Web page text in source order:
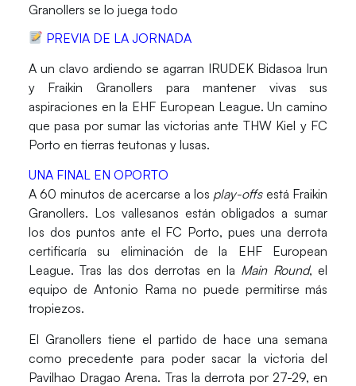
Granollers se lo juega todo
PREVIA DE LA JORNADA
A un clavo ardiendo se agarran IRUDEK Bidasoa Irun
y Fraikin Granollers para mantener vivas sus
aspiraciones en la EHF European League. Un camino
que pasa por sumar las victorias ante THW Kiel y FC
Porto en tierras teutonas y lusas.
UNA FINAL EN OPORTO
A 60 minutos de acercarse a los play-offsestá Fraikin
Granollers. Los vallesanos están obligados a sumar
los dos puntos ante el FC Porto, pues una derrota
certificaría su eliminación de la EHF European
League. Tras las dos derrotas en la Main Round, el
equipo deAntonio Rama no puede permitirse más
tropiezos.
El Granollers tiene el partido de hace una semana
como precedente para poder sacar la victoria del
Pavilhao Dragao Arena. Tras la derrota por 27-29, en